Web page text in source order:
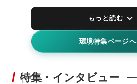
もっと読む
環境特集ページへ
特集・インタビュー